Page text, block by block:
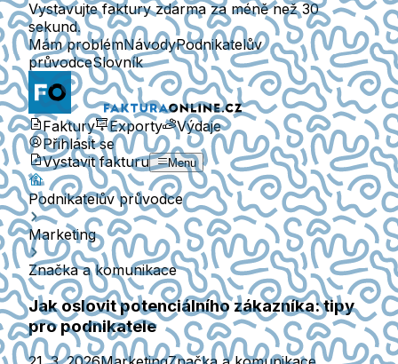
Vystavujte faktury zdarma za méně než 30
sekund.
Mám problémNávodyPodnikatelův
průvodceSlovník
Faktury Exporty
Výdaje
Přihlásit se
Vystavit fakturu
Menu
Podnikatelův průvodce
Marketing
Značka a komunikace
Jak oslovit potenciálního zákazníka: tipy
pro podnikatele